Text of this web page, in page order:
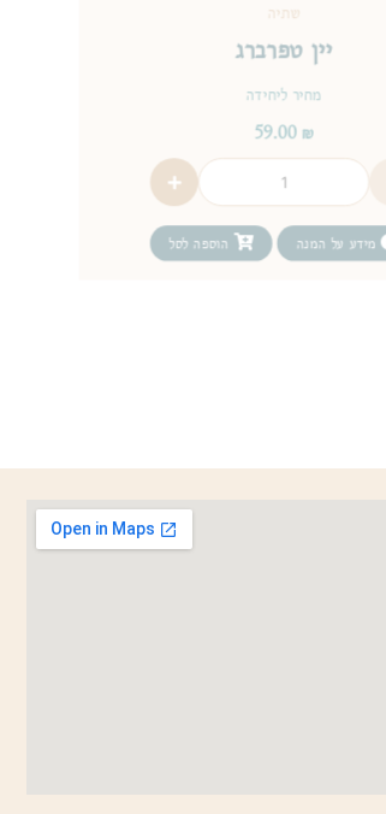
שתיה
יין טפרברג
מחיר ליחידה
59.00 ₪
מידע על המנה הוספה לסל